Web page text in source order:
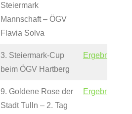
Steiermark
Mannschaft – ÖGV
Flavia Solva
3. Steiermark-Cup
beim ÖGV Hartberg
Ergebnisse
9. Goldene Rose der
Stadt Tulln – 2. Tag
Ergebnisse